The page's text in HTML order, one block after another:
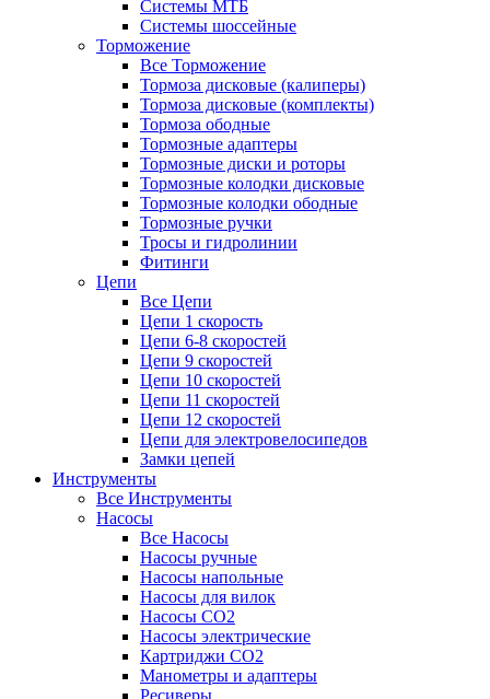
Системы МТБ
Системы шоссейные
Торможение
Все Торможение
Тормоза дисковые (калиперы)
Тормоза дисковые (комплекты)
Тормоза ободные
Тормозные адаптеры
Тормозные диски и роторы
Тормозные колодки дисковые
Тормозные колодки ободные
Тормозные ручки
Тросы и гидролинии
Фитинги
Цепи
Все Цепи
Цепи 1 скорость
Цепи 6-8 скоростей
Цепи 9 скоростей
Цепи 10 скоростей
Цепи 11 скоростей
Цепи 12 скоростей
Цепи для электровелосипедов
Замки цепей
Инструменты
Все Инструменты
Насосы
Все Насосы
Насосы ручные
Насосы напольные
Насосы для вилок
Насосы CO2
Насосы электрические
Картриджи CO2
Манометры и адаптеры
Ресиверы